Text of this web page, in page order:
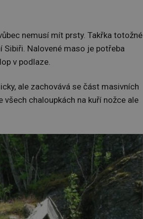
nemusí mít prsty. Takřka totožné
Sibiři. Nalovené maso je potřeba
v podlaze.
ale zachovává se část masivních
všech chaloupkách na kuří nožce ale